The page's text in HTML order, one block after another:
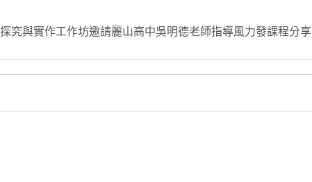
探究與實作工作坊邀請麗山高中吳明德老師指導風力發課程分享